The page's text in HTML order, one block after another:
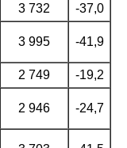
3 732 -37,0
3 995 -41,9
2 749 -19,2
2 946 -24,7